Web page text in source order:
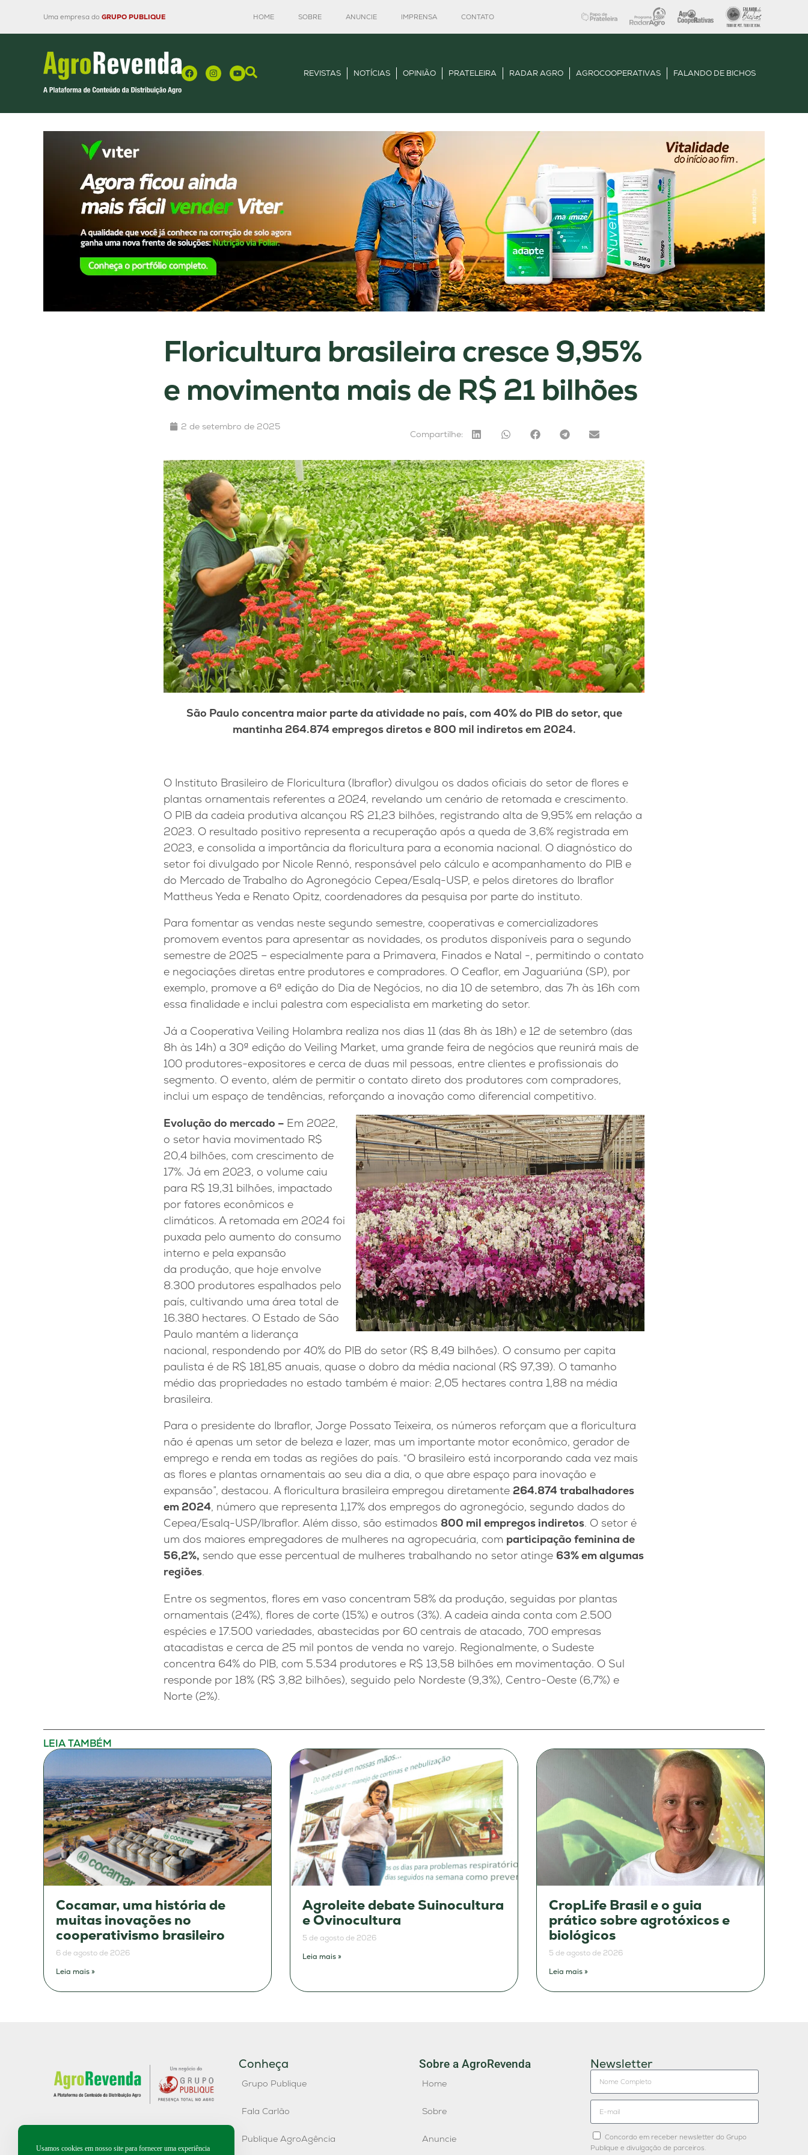
Uma empresa do GRUPO PUBLIQUE HOME SOBRE ANUNCIE IMPRENSA CONTATO
REVISTAS NOTÍCIAS OPINIÃO PRATELEIRA RADAR AGRO AGROCOOPERATIVAS FALANDO DE BICHOS
Floricultura brasileira cresce 9,95%
e movimenta mais de R$ 21 bilhões
2 de setembro de 2025
Compartilhe:
São Paulo concentra maior parte da atividade no país, com 40% do PIB do setor, que
mantinha 264.874 empregos diretos e 800 mil indiretos em 2024.
O Instituto Brasileiro de Floricultura (Ibraflor) divulgou os dados oficiais do setor de flores e
plantas ornamentais referentes a 2024, revelando um cenário de retomada e crescimento.
O PIB da cadeia produtiva alcançou R$ 21,23 bilhões, registrando alta de 9,95% em relação a
2023. O resultado positivo representa a recuperação após a queda de 3,6% registrada em
2023, e consolida a importância da floricultura para a economia nacional. O diagnóstico do
setor foi divulgado por Nicole Rennó, responsável pelo cálculo e acompanhamento do PIB e
do Mercado de Trabalho do Agronegócio Cepea/Esalq-USP, e pelos diretores do Ibraflor
Mattheus Yeda e Renato Opitz, coordenadores da pesquisa por parte do instituto.
Para fomentar as vendas neste segundo semestre, cooperativas e comercializadores
promovem eventos para apresentar as novidades, os produtos disponíveis para o segundo
semestre de 2025 – especialmente para a Primavera, Finados e Natal -, permitindo o contato
e negociações diretas entre produtores e compradores. O Ceaflor, em Jaguariúna (SP), por
exemplo, promove a 6ª edição do Dia de Negócios, no dia 10 de setembro, das 7h às 16h com
essa finalidade e inclui palestra com especialista em marketing do setor.
Já a Cooperativa Veiling Holambra realiza nos dias 11 (das 8h às 18h) e 12 de setembro (das
8h às 14h) a 30ª edição do Veiling Market, uma grande feira de negócios que reunirá mais de
100 produtores-expositores e cerca de duas mil pessoas, entre clientes e profissionais do
segmento. O evento, além de permitir o contato direto dos produtores com compradores,
inclui um espaço de tendências, reforçando a inovação como diferencial competitivo.
Evolução do mercado – Em 2022,
o setor havia movimentado R$
20,4 bilhões, com crescimento de
17%. Já em 2023, o volume caiu
para R$ 19,31 bilhões, impactado
por fatores econômicos e
climáticos. A retomada em 2024 foi
puxada pelo aumento do consumo
interno e pela expansão
da produção, que hoje envolve
8.300 produtores espalhados pelo
país, cultivando uma área total de
16.380 hectares. O Estado de São
Paulo mantém a liderança
nacional, respondendo por 40% do PIB do setor (R$ 8,49 bilhões). O consumo per capita
paulista é de R$ 181,85 anuais, quase o dobro da média nacional (R$ 97,39). O tamanho
médio das propriedades no estado também é maior: 2,05 hectares contra 1,88 na média
brasileira.
Para o presidente do Ibraflor, Jorge Possato Teixeira, os números reforçam que a floricultura
não é apenas um setor de beleza e lazer, mas um importante motor econômico, gerador de
emprego e renda em todas as regiões do país. “O brasileiro está incorporando cada vez mais
as flores e plantas ornamentais ao seu dia a dia, o que abre espaço para inovação e
expansão”, destacou. A floricultura brasileira empregou diretamente 264.874 trabalhadores
em 2024, número que representa 1,17% dos empregos do agronegócio, segundo dados do
Cepea/Esalq-USP/Ibraflor. Além disso, são estimados 800 mil empregos indiretos. O setor é
um dos maiores empregadores de mulheres na agropecuária, com participação feminina de
56,2%, sendo que esse percentual de mulheres trabalhando no setor atinge 63% em algumas
regiões.
Entre os segmentos, flores em vaso concentram 58% da produção, seguidas por plantas
ornamentais (24%), flores de corte (15%) e outros (3%). A cadeia ainda conta com 2.500
espécies e 17.500 variedades, abastecidas por 60 centrais de atacado, 700 empresas
atacadistas e cerca de 25 mil pontos de venda no varejo. Regionalmente, o Sudeste
concentra 64% do PIB, com 5.534 produtores e R$ 13,58 bilhões em movimentação. O Sul
responde por 18% (R$ 3,82 bilhões), seguido pelo Nordeste (9,3%), Centro-Oeste (6,7%) e
Norte (2%).
LEIA TAMBÉM
Cocamar, uma história de
muitas inovações no
cooperativismo brasileiro
6 de agosto de 2026
Leia mais »
Agroleite debate Suinocultura
e Ovinocultura
5 de agosto de 2026
Leia mais »
CropLife Brasil e o guia
prático sobre agrotóxicos e
biológicos
5 de agosto de 2026
Leia mais »
Conheça
Grupo Publique
Fala Carlão
Publique AgroAgência
Sobre a AgroRevenda
Home
Sobre
Anuncie
Newsletter
Concordo em receber newsletter do Grupo
Publique e divulgação de parceiros.
Usamos cookies em nosso site para fornecer uma experiência